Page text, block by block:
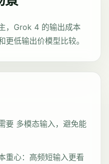
，Grok 4 的输出成本
更低输出价模型比较。
要 多模态输入，避免能
重心：高频短输入更看